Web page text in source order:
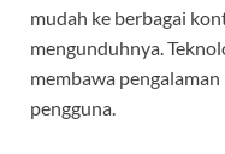
mudah ke berbagai
mengunduhnya.
membawa
pengguna.